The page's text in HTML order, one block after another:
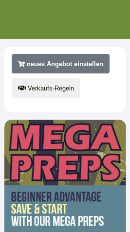
neues Angebot einstellen
Verkaufs-Regeln